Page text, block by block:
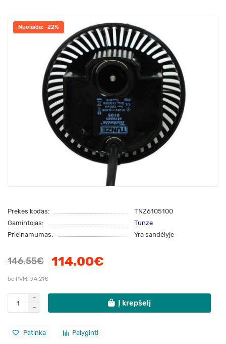
Nuolaida: -22%
Prekės kodas:
TNZ6105100
Gamintojas:
Tunze
Prieinamumas:
Yra sandėlyje
146.55€ 114.00€
be PVM: 94.21€
Į krepšelį
Patinka Palyginti